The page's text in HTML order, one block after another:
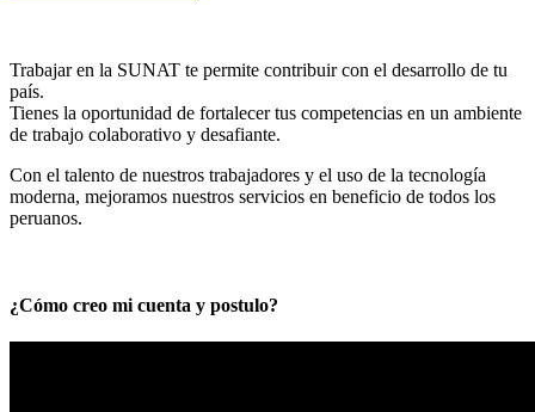
Trabajar en la SUNAT te permite contribuir con el desarrollo de tu
país.
Tienes la oportunidad de fortalecer tus competencias en un ambiente
de trabajo colaborativo y desafiante.
Con el talento de nuestros trabajadores y el uso de la tecnología
moderna, mejoramos nuestros servicios en beneficio de todos los
peruanos.
¿Cómo creo mi cuenta y postulo?